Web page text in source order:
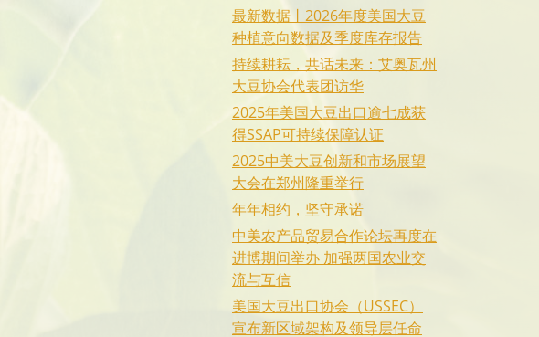
最新数据丨2026年度美国大豆
种植意向数据及季度库存报告
持续耕耘，共话未来：艾奥瓦州
大豆协会代表团访华
2025年美国大豆出口逾七成获
得SSAP可持续保障认证
2025中美大豆创新和市场展望
大会在郑州隆重举行
年年相约，坚守承诺
中美农产品贸易合作论坛再度在
进博期间举办 加强两国农业交
流与互信
美国大豆出口协会（USSEC）
宣布新区域架构及领导层任命